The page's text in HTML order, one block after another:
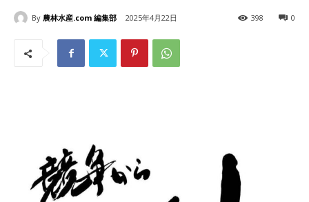
By 農林水産.com 編集部 2025年4月22日 0
398